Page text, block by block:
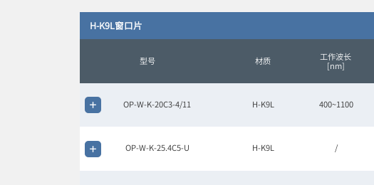
H-K9L窗口片
型号 材质
工作波长
[nm]
OP-W-K-20C3-4/11 H-K9L 400~1100
OP-W-K-25.4C5-U H-K9L /